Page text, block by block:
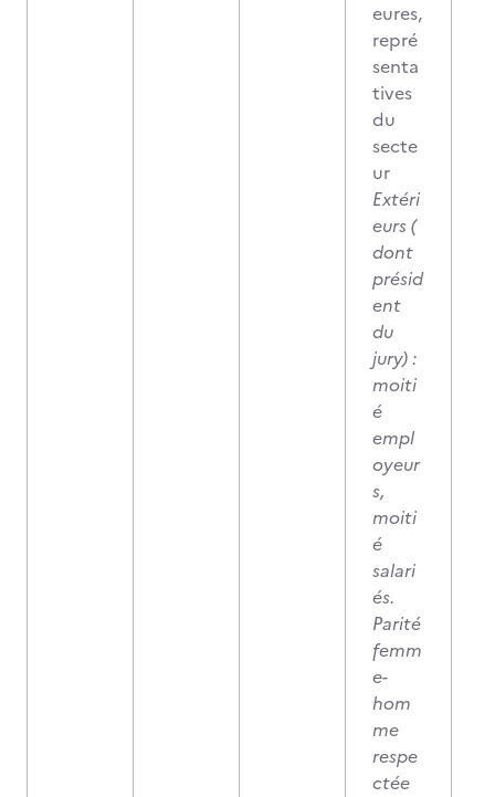
eures,
repré
senta
tives
du
secte
ur
Extéri
eurs (
dont
présid
ent
du
jury) :
moiti
é
empl
oyeur
s,
moiti
é
salari
és.
Parité
femm
e-
hom
me
respe
ctée